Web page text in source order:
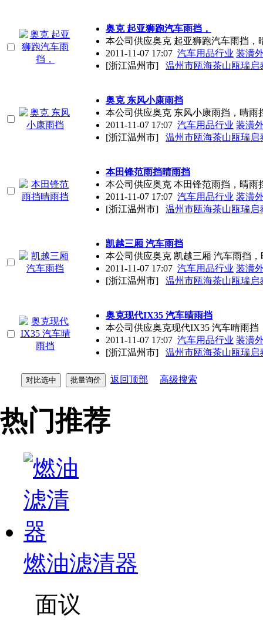
奥克 起亚狮跑汽车雨挡，
本公司供应奥克 起亚狮跑汽车雨挡
2011-11-07 17:07 汽车用品行业 装潢
[浙江温州市]
温州市瓯海茶山瓯瑞启
奥克 东风小康雨挡
本公司供应奥克 东风小康雨挡，晴雨
2011-11-07 17:07 汽车用品行业 装潢
[浙江温州市]
温州市瓯海茶山瓯瑞启
本田锋范雨挡晴雨挡
本公司供应奥克 本田锋范雨挡，晴雨
2011-11-07 17:07 汽车用品行业 装潢
[浙江温州市]
温州市瓯海茶山瓯瑞启
凯越三厢 汽车雨挡
本公司供应奥克 凯越三厢 汽车雨挡
2011-11-07 17:07 汽车用品行业 装潢
[浙江温州市]
温州市瓯海茶山瓯瑞启
奥克现代IX35 汽车晴雨挡
本公司供应奥克现代IX35 汽车晴雨
2011-11-07 17:07 汽车用品行业 装潢
[浙江温州市]
温州市瓯海茶山瓯瑞启
返回顶部 高级搜索
热门推荐
燃油滤清器
面议